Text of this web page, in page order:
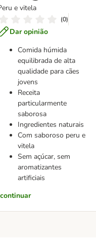
e vitela
(0)
Dar opinião
Comida húmida
equilibrada de alta
qualidade para cães
jovens
Receita
particularmente
saborosa
Ingredientes naturais
Com saboroso peru e
vitela
Sem açúcar, sem
aromatizantes
artificiais
continuar